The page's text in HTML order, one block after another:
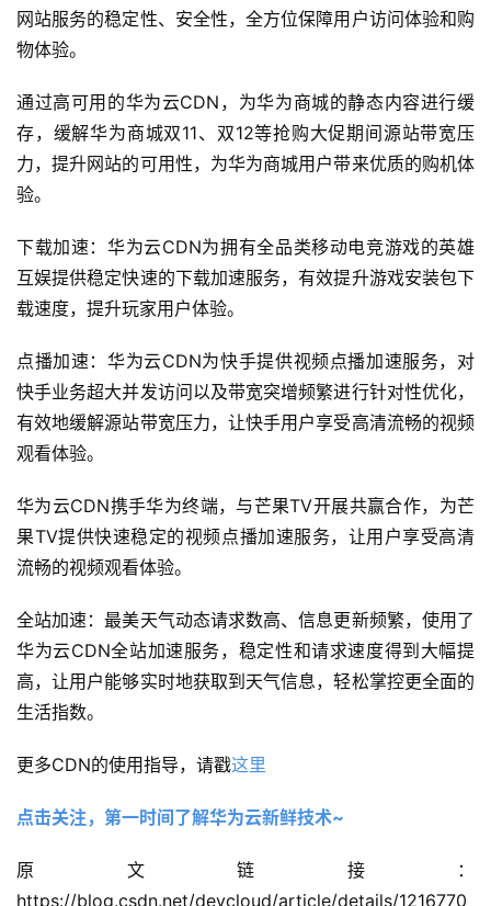
网站服务的稳定性、安全性，全方位保障用户访问体验和购
物体验。
通过高可用的华为云CDN，为华为商城的静态内容进行缓
存，缓解华为商城双11、双12等抢购大促期间源站带宽压
力，提升网站的可用性，为华为商城用户带来优质的购机体
验。
下载加速：华为云CDN为拥有全品类移动电竞游戏的英雄
互娱提供稳定快速的下载加速服务，有效提升游戏安装包下
载速度，提升玩家用户体验。
点播加速：华为云CDN为快手提供视频点播加速服务，对
快手业务超大并发访问以及带宽突增频繁进行针对性优化，
有效地缓解源站带宽压力，让快手用户享受高清流畅的视频
观看体验。
华为云CDN携手华为终端，与芒果TV开展共赢合作，为芒
果TV提供快速稳定的视频点播加速服务，让用户享受高清
流畅的视频观看体验。
全站加速：最美天气动态请求数高、信息更新频繁，使用了
华为云CDN全站加速服务，稳定性和请求速度得到大幅提
高，让用户能够实时地获取到天气信息，轻松掌控更全面的
生活指数。
更多CDN的使用指导，请戳这里
点击关注，第一时间了解华为云新鲜技术~
原文链接：
https://blog.csdn.net/devcloud/article/details/1216770